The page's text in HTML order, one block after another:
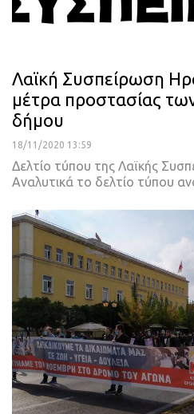
Λαϊκή Συσπείρωση
μέτρα προστασίας
δήμου
18/11/2020 13:59
Δελτίο τύπου της Λαϊκής
Αναλυτικά το δελτίο τύπου